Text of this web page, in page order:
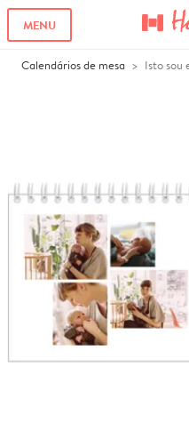
MENU
Calendários de mesa Isto sou